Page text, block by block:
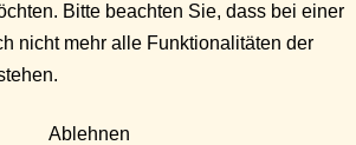
Bitte beachten Sie, dass bei einer
nicht mehr alle Funktionalitäten der
Ablehnen